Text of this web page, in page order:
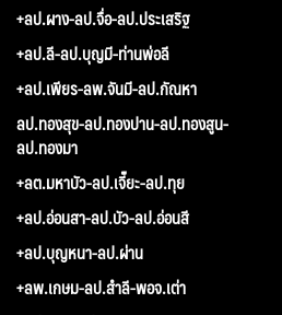
+ลป.ผาง-ลป.จื่อ-ลป.ประเสริฐ
+ลป.ลี-ลป.บุญมี-ท่านพ่อลี
+ลป.เพียร-ลพ.จันมี-ลป.กัณหา
ลป.ทองสุข-ลป.ทองปาน-ลป.ทองสูน-
ลป.ทองมา
+ลต.มหาบัว-ลป.เจี๊ยะ-ลป.ทุย
+ลป.อ่อนสา-ลป.บัว-ลป.อ่อนสี
+ลป.บุญหนา-ลป.ผ่าน
+ลพ.เกษม-ลป.สำลี-พอจ.เต่า